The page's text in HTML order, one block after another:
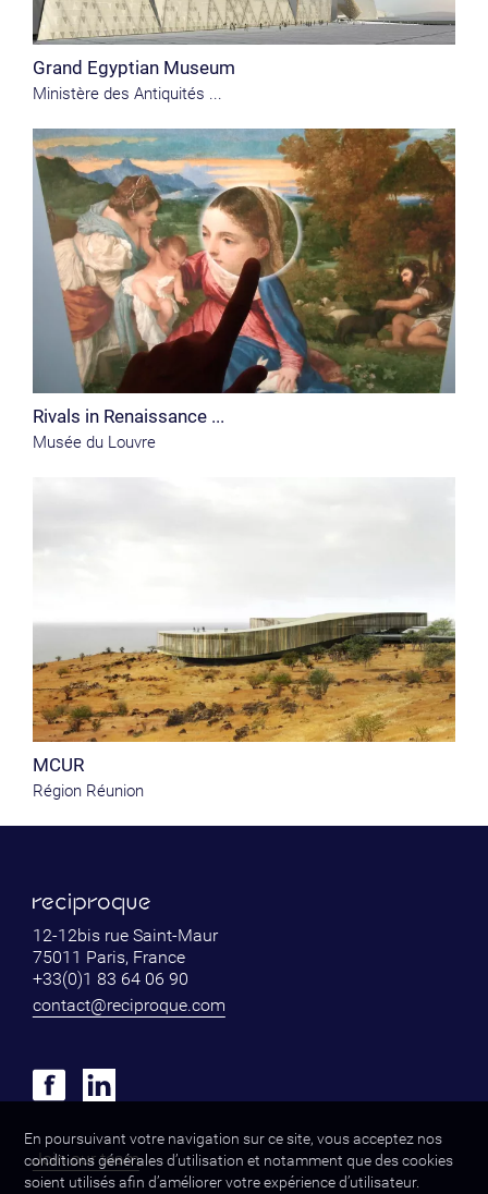
Grand Egyptian Museum
Ministère des Antiquités ...
Rivals in Renaissance ...
Musée du Louvre
MCUR
Région Réunion
12-12bis rue Saint-Maur
75011 Paris, France
+33(0)1 83 64 06 90
contact@reciproque.com
Join our team
En poursuivant votre navigation sur ce site, vous acceptez nos
conditions générales d’utilisation et notamment que des cookies
soient utilisés afin d’améliorer votre expérience d’utilisateur.